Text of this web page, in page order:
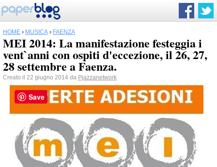
HOME › MUSICA › FAENZA
MEI 2014: La manifestazione festeggia i
vent`anni con ospiti d'eccezione, il 26, 27,
28 settembre a Faenza.
Creato il 22 giugno 2014 da Pjazzanetwork
Save